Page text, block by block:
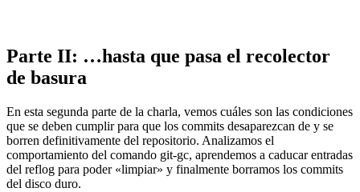
Parte II: …hasta que pasa el recolector
de basura
En esta segunda parte de la charla, vemos cuáles son las condiciones
que se deben cumplir para que los commits desaparezcan de y se
borren definitivamente del repositorio. Analizamos el
comportamiento del comando git-gc, aprendemos a caducar entradas
del reflog para poder «limpiar» y finalmente borramos los commits
del disco duro.